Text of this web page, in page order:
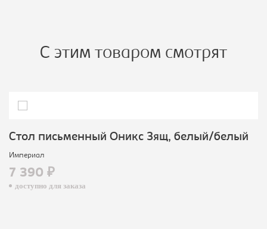
С этим товаром смотрят
Cтол письменный Оникс 3ящ, белый/белый
Империал
7 390 ₽
доступно для заказа